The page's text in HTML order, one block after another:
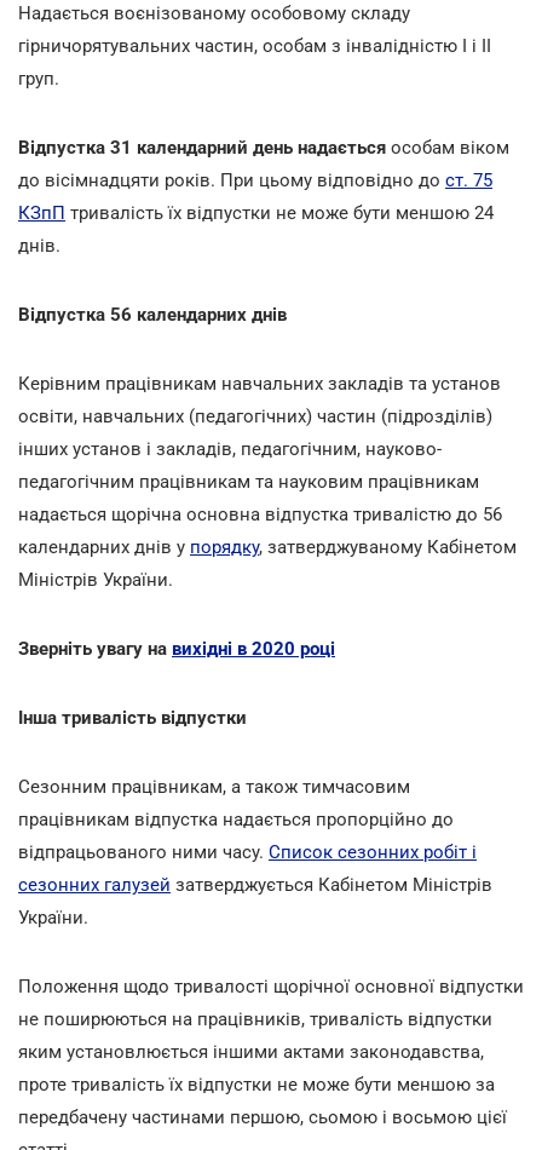
Надається воєнізованому особовому складу
гірничорятувальних частин, особам з інвалідністю I і II
груп.
Відпустка 31 календарний день надається особам віком
до вісімнадцяти років. При цьому відповідно до ст. 75
КЗпП тривалість їх відпустки не може бути меншою 24
днів.
Відпустка 56 календарних днів
Керівним працівникам навчальних закладів та установ
освіти, навчальних (педагогічних) частин (підрозділів)
інших установ і закладів, педагогічним, науково-
педагогічним працівникам та науковим працівникам
надається щорічна основна відпустка тривалістю до 56
календарних днів у порядку, затверджуваному Кабінетом
Міністрів України.
Зверніть увагу на вихідні в 2020 році
Інша тривалість відпустки
Сезонним працівникам, а також тимчасовим
працівникам відпустка надається пропорційно до
відпрацьованого ними часу. Список сезонних робіт і
сезонних галузей затверджується Кабінетом Міністрів
України.
Положення щодо тривалості щорічної основної відпустки
не поширюються на працівників, тривалість відпустки
яким установлюється іншими актами законодавства,
проте тривалість їх відпустки не може бути меншою за
передбачену частинами першою, сьомою і восьмою цієї